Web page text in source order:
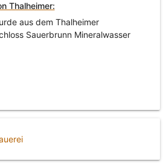
Thalheimer:
aus dem Thalheimer
Sauerbrunn Mineralwasser